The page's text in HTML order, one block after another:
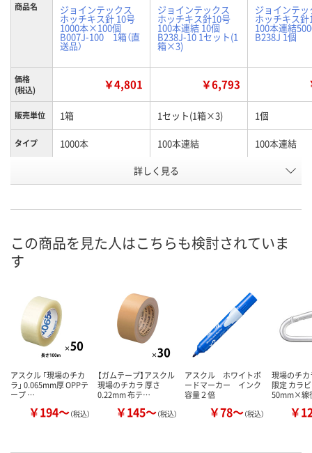
商品名 ジョインテックス
ホッチキス針 10号
1000本×100個
B007J-100 1箱（直
送品）
ジョインテックス
ホッチキス針10号
100本連結 10個
B238J-10 1セット(1
箱×3)
ジョインテッ
ホッチキス針
100本連結
B238J 1個
価格
(税込)
￥4,801 ￥6,793
販売単位 1箱 1セット(1箱×3) 1個
タイプ 1000本 100本連結 100本連結
KK92974 RJ10662
8月11日（火）
カゴへ
詳しく見る
この商品を見た人はこちらも検討されていま
す
アスクル 「現場のチカ
ラ」 0.065mm厚 OPPテ
ープ …
￥194～（税込）
【ガムテープ】アスクル
現場のチカラ 厚さ
0.22mm 布テ…
￥145～（税込）
アスクル ホワイトボ
ードマーカー インク
容量２倍
￥78～（税込）
現場のチ
限定 カラ
50mm×線
￥